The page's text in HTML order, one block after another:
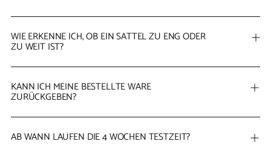
WIE ERKENNE ICH, OB EIN SATTEL ZU ENG ODER
ZU WEIT IST?
KANN ICH MEINE BESTELLTE WARE
ZURÜCKGEBEN?
AB WANN LAUFEN DIE 4 WOCHEN TESTZEIT?